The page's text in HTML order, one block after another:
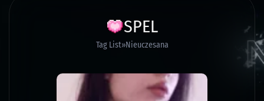
SPEL
Tag List Nieuczesana